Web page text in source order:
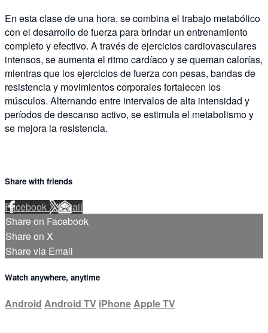
En esta clase de una hora, se combina el trabajo metabólico
con el desarrollo de fuerza para brindar un entrenamiento
completo y efectivo. A través de ejercicios cardiovasculares
intensos, se aumenta el ritmo cardíaco y se queman calorías,
mientras que los ejercicios de fuerza con pesas, bandas de
resistencia y movimientos corporales fortalecen los
músculos. Alternando entre intervalos de alta intensidad y
períodos de descanso activo, se estimula el metabolismo y
se mejora la resistencia.
Share with friends
FacebookXEmail
Share on Facebook
Share on X
Share via Email
Watch anywhere, anytime
Android Android TV iPhone Apple TV